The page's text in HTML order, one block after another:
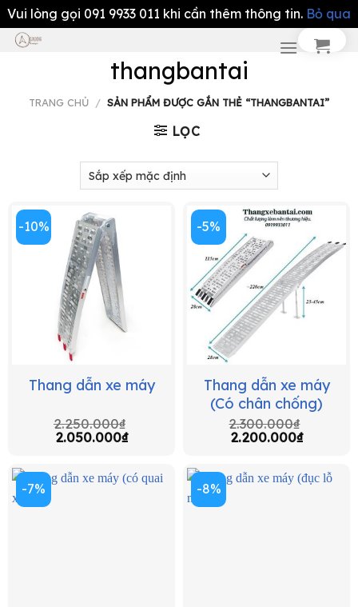
Vui lòng gọi 091 9933 011 khi cần thêm thông tin. Bỏ qua
Chuyển
dung
thangbantai
TRANG CHỦ / SẢN PHẨM ĐƯỢC GẮN THẺ “THANGBANTAI”
LỌC
-10%
Thang dẫn xe máy
2.250.000₫
2.050.000₫
-5%
Thang dẫn xe máy
(Có chân chống)
2.300.000₫
2.200.000₫
-7% -8%